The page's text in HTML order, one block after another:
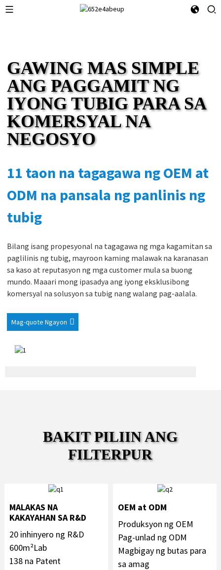
GAWING MAS SIMPLE
ANG PAGGAMIT NG
IYONG TUBIG PARA SA
KOMERSYAL NA
NEGOSYO
11 taon na tagagawa ng OEM at
ODM na pansala ng panlinis ng
tubig
Bilang isang propesyonal na tagagawa ng mga kagamitan sa
paglilinis ng tubig, mayroon kaming malawak na karanasan
sa kaso at reputasyon ng mga customer mula sa buong
mundo. Maaari mong ipasadya ang iyong eksklusibong
komersyal na solusyon sa tubig nang walang pag-aalala.
Mag-quote Ngayon
BAKIT PILIIN ANG
FILTERPUR
MALAKAS NA
KAKAYAHAN SA R&D
20 inhinyero ng R&D
600m²Lab
138 na Patent
OEM at ODM
Produksyon ng OEM
Pag-unlad ng ODM
Magbigay ng butas para
sa amag